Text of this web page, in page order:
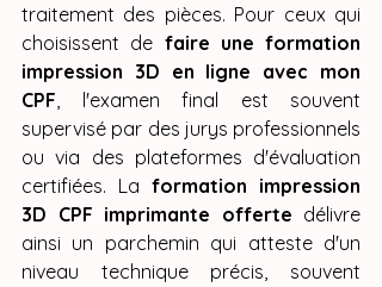
traitement des pièces. Pour ceux qui
choisissent de faire une formation
impression 3D en ligne avec mon
CPF, l'examen final est souvent
supervisé par des jurys professionnels
ou via des plateformes d'évaluation
certifiées. La formation impression
3D CPF imprimante offerte délivre
ainsi un parchemin qui atteste d'un
niveau technique précis, souvent